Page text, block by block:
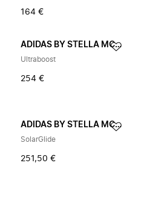
164 €
ADIDAS BY STELLA MCCARTNEY
Ultraboost
254 €
ADIDAS BY STELLA MCCARTNEY
SolarGlide
251,50 €